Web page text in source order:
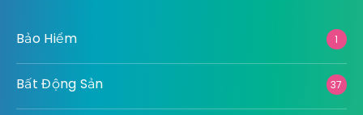
Bảo Hiểm 1
Bất Động Sản 37